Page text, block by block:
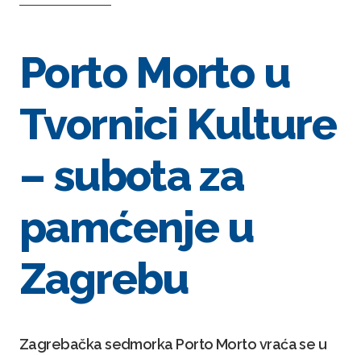
Porto Morto u
Tvornici Kulture
– subota za
pamćenje u
Zagrebu
Zagrebačka sedmorka Porto Morto vraća se u